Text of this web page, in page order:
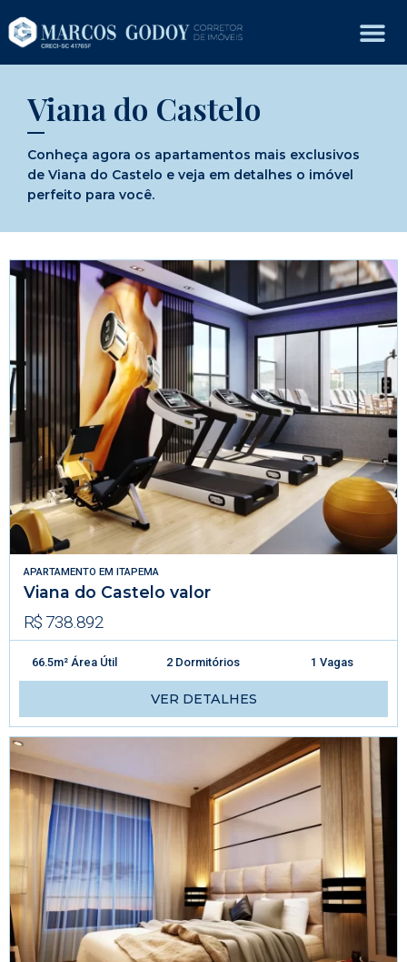
Viana do Castelo
Conheça agora os apartamentos mais exclusivos
de Viana do Castelo e veja em detalhes o imóvel
perfeito para você.
APARTAMENTO EM ITAPEMA
Viana do Castelo valor
R$ 738.892
66.5m² Área Útil 2 Dormitórios 1 Vagas
VER DETALHES